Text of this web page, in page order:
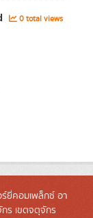
0 total views
ยี่คอมเพล็กซ์ อา
ร เขตจตุจักร